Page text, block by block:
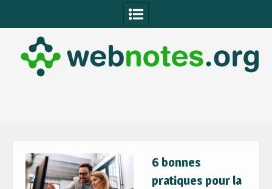
to
content
6 bonnes
pratiques pour la